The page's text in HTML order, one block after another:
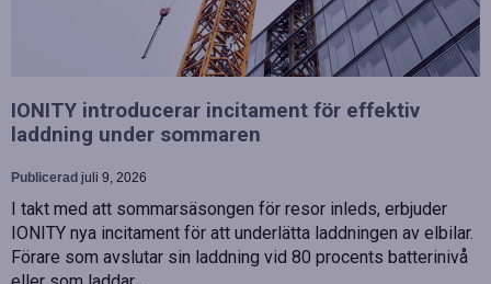
IONITY introducerar incitament för effektiv
laddning under sommaren
Publicerad juli 9, 2026
I takt med att sommarsäsongen för resor inleds, erbjuder
IONITY nya incitament för att underlätta laddningen av elbilar.
Förare som avslutar sin laddning vid 80 procents batterinivå